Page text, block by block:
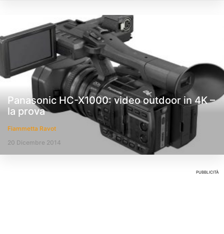
Panasonic HC-X1000: video outdoor in 4K –
la prova
Fiammetta Ravot
20 Dicembre 2014
PUBBLICITÀ